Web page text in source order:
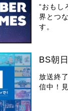
“おもし
界とつ
す。
BS朝
放送終
信中！